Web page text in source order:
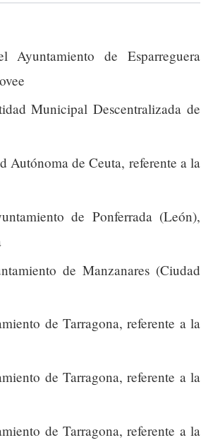
de Esparreguera
Municipal Descentralizada de
Autónoma de Ceuta, referente a la
de Ponferrada (León),
de Manzanares (Ciudad
de Tarragona, referente a la
de Tarragona, referente a la
de Tarragona, referente a la